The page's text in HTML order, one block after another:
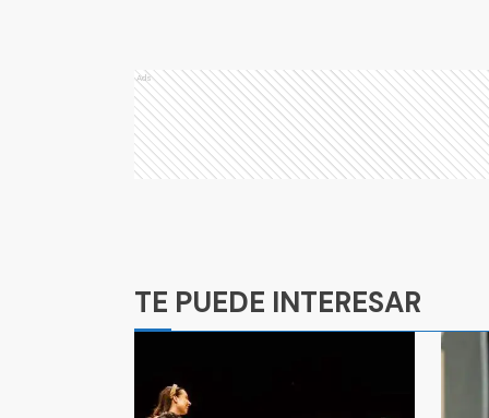
Ads
TE PUEDE INTERESAR